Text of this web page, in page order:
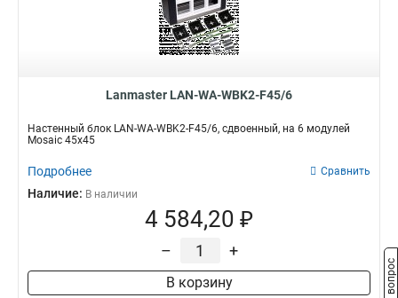
Lanmaster LAN-WA-WBK2-F45/6
Настенный блок LAN-WA-WBK2-F45/6, сдвоенный, на 6 модулей
Mosaic 45x45
Подробнее Сравнить
Наличие: В наличии
4 584,20 ₽
– +
В корзину